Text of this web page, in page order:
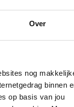
Over
nog
binnen
op basis van jou